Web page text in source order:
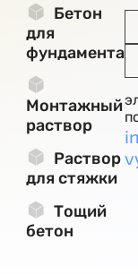
Бетон
для
фундамента
Монтажный
раствор
Раствор
для стяжки
Тощий
бетон